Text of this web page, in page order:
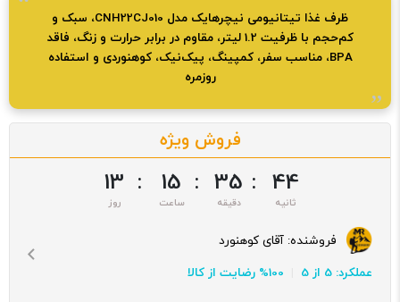
ظرف غذا تیتانیومی نیچرهایک مدل CNH22CJ010، سبک و
کم‌حجم با ظرفیت 1.2 لیتر، مقاوم در برابر حرارت و زنگ، فاقد
BPA، مناسب سفر، کمپینگ، پیک‌نیک، کوهنوردی و استفاده
روزمره
فروش ویژه
13 : 15 : 35 : 43
فروشنده: آقای کوهنورد
عملکرد: 5 از 5
100% رضایت از کالا